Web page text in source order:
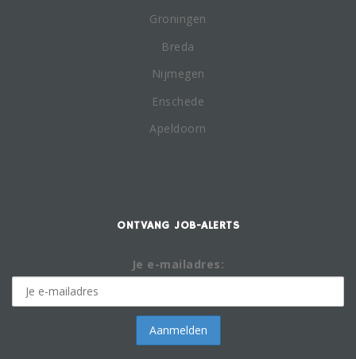
Groningen
Breda
Nijmegen
Enschede
Apeldoorn
ONTVANG JOB-ALERTS
Je e-mailadres: